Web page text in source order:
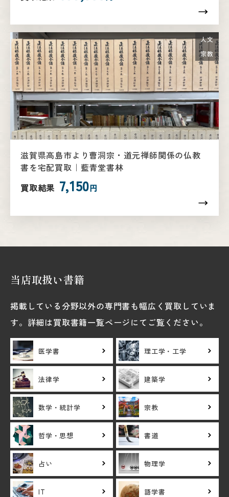
人文
宗教
滋賀県高島市より曹洞宗・道元禅師関係の仏教
書を宅配買取｜藍青堂書林
買取結果 7,150円
当店取扱い書籍
掲載している分野以外の専門書も幅広く買取していま
す。詳細は買取書籍一覧ページにてご覧ください。
医学書 理工学・工学
法律学 建築学
数学・統計学 宗教
哲学・思想 書道
占い 物理学
IT 語学書